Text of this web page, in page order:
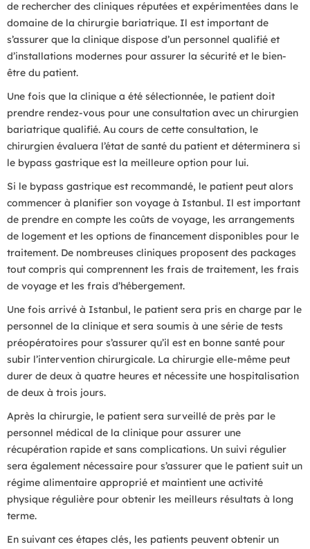
de rechercher des cliniques réputées et expérimentées dans le
domaine de la chirurgie bariatrique. Il est important de
s’assurer que la clinique dispose d’un personnel qualifié et
d’installations modernes pour assurer la sécurité et le bien-
être du patient.
Une fois que la clinique a été sélectionnée, le patient doit
prendre rendez-vous pour une consultation avec un chirurgien
bariatrique qualifié. Au cours de cette consultation, le
chirurgien évaluera l’état de santé du patient et déterminera si
le bypass gastrique est la meilleure option pour lui.
Si le bypass gastrique est recommandé, le patient peut alors
commencer à planifier son voyage à Istanbul. Il est important
de prendre en compte les coûts de voyage, les arrangements
de logement et les options de financement disponibles pour le
traitement. De nombreuses cliniques proposent des packages
tout compris qui comprennent les frais de traitement, les frais
de voyage et les frais d’hébergement.
Une fois arrivé à Istanbul, le patient sera pris en charge par le
personnel de la clinique et sera soumis à une série de tests
préopératoires pour s’assurer qu’il est en bonne santé pour
subir l’intervention chirurgicale. La chirurgie elle-même peut
durer de deux à quatre heures et nécessite une hospitalisation
de deux à trois jours.
Après la chirurgie, le patient sera surveillé de près par le
personnel médical de la clinique pour assurer une
récupération rapide et sans complications. Un suivi régulier
sera également nécessaire pour s’assurer que le patient suit un
régime alimentaire approprié et maintient une activité
physique régulière pour obtenir les meilleurs résultats à long
terme.
En suivant ces étapes clés, les patients peuvent obtenir un